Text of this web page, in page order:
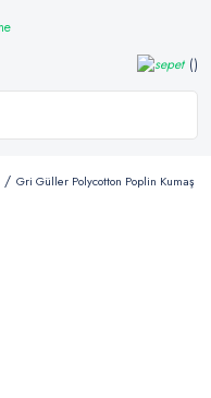
Gri Güller Polycotton Poplin Kumaş